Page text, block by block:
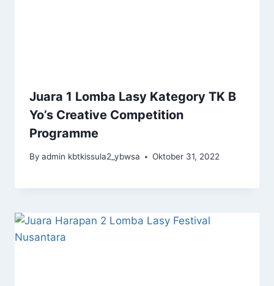
Juara 1 Lomba Lasy Kategory TK B
Yo’s Creative Competition
Programme
By admin kbtkissula2_ybwsa Oktober 31, 2022